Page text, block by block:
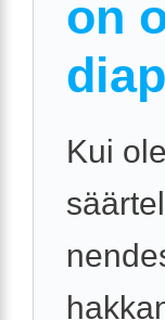
on
Kui